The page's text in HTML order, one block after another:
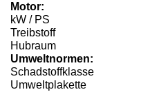
Motor:
kW / PS
Treibstoff
Hubraum
Umweltnormen:
Schadstoffklasse
Umweltplakette